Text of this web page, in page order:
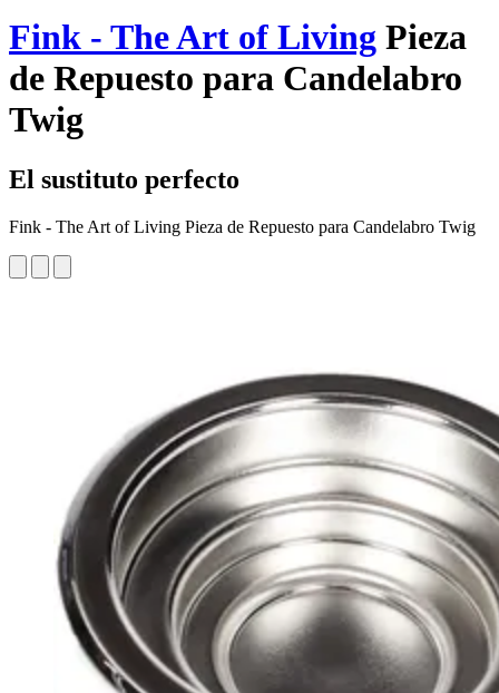
Fink - The Art of Living Pieza
de Repuesto para Candelabro
Twig
El sustituto perfecto
Fink - The Art of Living Pieza de Repuesto para Candelabro Twig